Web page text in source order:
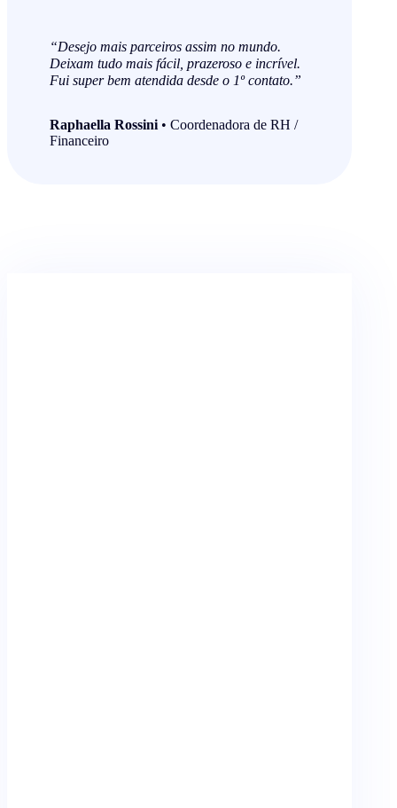
“Desejo mais parceiros assim no mundo.
Deixam tudo mais fácil, prazeroso e incrível.
Fui super bem atendida desde o 1º contato.”
Raphaella Rossini • Coordenadora de RH /
Financeiro